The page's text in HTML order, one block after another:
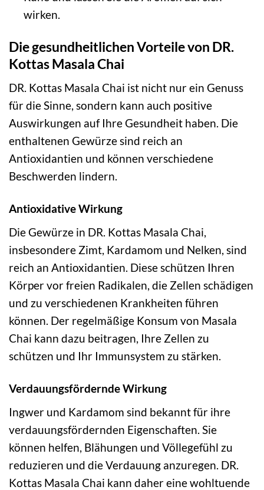
wirken.
Die gesundheitlichen Vorteile von DR.
Kottas Masala Chai
DR. Kottas Masala Chai ist nicht nur ein Genuss
für die Sinne, sondern kann auch positive
Auswirkungen auf Ihre Gesundheit haben. Die
enthaltenen Gewürze sind reich an
Antioxidantien und können verschiedene
Beschwerden lindern.
Antioxidative Wirkung
Die Gewürze in DR. Kottas Masala Chai,
insbesondere Zimt, Kardamom und Nelken, sind
reich an Antioxidantien. Diese schützen Ihren
Körper vor freien Radikalen, die Zellen schädigen
und zu verschiedenen Krankheiten führen
können. Der regelmäßige Konsum von Masala
Chai kann dazu beitragen, Ihre Zellen zu
schützen und Ihr Immunsystem zu stärken.
Verdauungsfördernde Wirkung
Ingwer und Kardamom sind bekannt für ihre
verdauungsfördernden Eigenschaften. Sie
können helfen, Blähungen und Völlegefühl zu
reduzieren und die Verdauung anzuregen. DR.
Kottas Masala Chai kann daher eine wohltuende